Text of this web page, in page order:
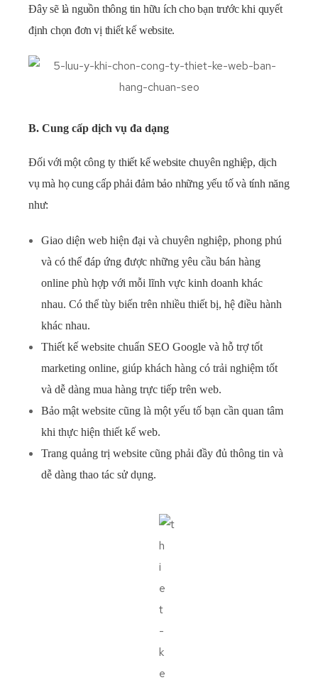
Đây sẽ là nguồn thông tin hữu ích cho bạn trước khi quyết
định chọn đơn vị thiết kế website.
B. Cung cấp dịch vụ đa dạng
Đối với một công ty thiết kế website chuyên nghiệp, dịch
vụ mà họ cung cấp phải đảm bảo những yếu tố và tính năng
như:
Giao diện web hiện đại và chuyên nghiệp, phong phú
và có thể đáp ứng được những yêu cầu bán hàng
online phù hợp với mỗi lĩnh vực kinh doanh khác
nhau. Có thể tùy biến trên nhiều thiết bị, hệ điều hành
khác nhau.
Thiết kế website chuẩn SEO Google và hỗ trợ tốt
marketing online, giúp khách hàng có trải nghiệm tốt
và dễ dàng mua hàng trực tiếp trên web.
Bảo mật website cũng là một yếu tố bạn cần quan tâm
khi thực hiện thiết kế web.
Trang quảng trị website cũng phải đầy đủ thông tin và
dễ dàng thao tác sử dụng.